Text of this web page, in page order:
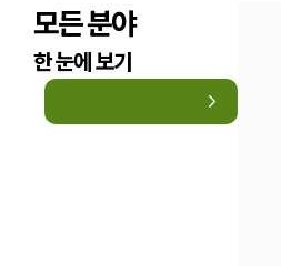
모든 분야
한 눈에 보기